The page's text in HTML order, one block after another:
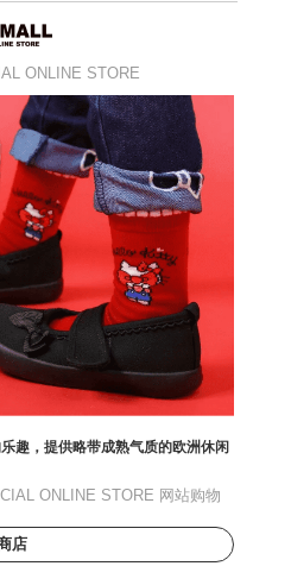
ONLINE STORE
趣，提供略带成熟气质的欧洲休闲
ONLINE STORE 网站购物
店